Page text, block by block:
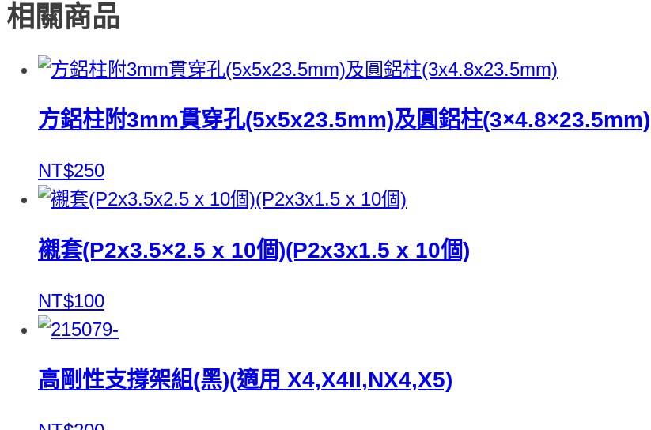
相關商品
方鋁柱附3mm貫穿孔(5x5x23.5mm)及圓鋁柱(3×4.8×23.5mm)
NT$250
襯套(P2x3.5×2.5 x 10個)(P2x3x1.5 x 10個)
NT$100
高剛性支撐架組(黑)(適用 X4,X4II,NX4,X5)